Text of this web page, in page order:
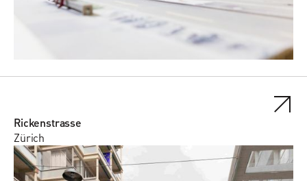
Rickenstrasse
Zürich